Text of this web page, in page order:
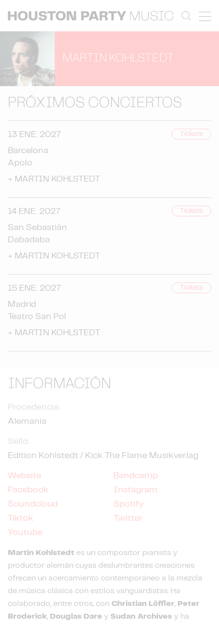
MARTIN KOHLSTEDT
PRÓXIMOS CONCIERTOS
13 ENE. 2027 Tickets
+ MARTIN KOHLSTEDT
Barcelona
Apolo
14 ENE. 2027 Tickets
+ MARTIN KOHLSTEDT
San Sebastián
Dabadaba
15 ENE. 2027 Tickets
+ MARTIN KOHLSTEDT
Madrid
Teatro San Pol
INFORMACIÓN
Procedencia:
Alemania
Sello:
Edition Kohlstedt / Kick The Flame Musikverlag
Website
Bandcamp
Facebook
Instagram
Soundcloud
Spotify
Tiktok
Twitter
Youtube
Martin Kohlstedt es un compositor pianista y
productor alemán cuyas deslumbrantes creaciones
ofrecen un acercamiento contemporáneo a la mezcla
de música clásica con estilos vanguardistas. Ha
colaborado, entre otros, con Christian Löffler, Peter
Broderick, Douglas Dare y Sudan Archives y ha